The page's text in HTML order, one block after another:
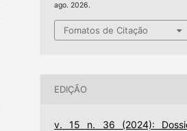
ago. 2026.
Fomatos de Citação
EDIÇÃO
v. 15 n. 36 (2024):